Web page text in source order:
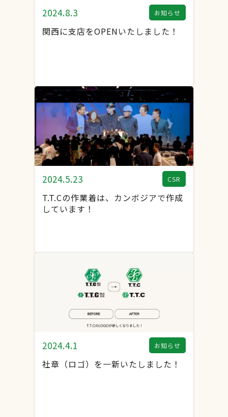
2024.8.3 お知らせ
関西に支店をOPENいたしました！
2024.5.23 CSR
T.T.Cの作業着は、カンボジアで作成
しています！
2024.4.1 お知らせ
社章（ロゴ）を一新いたしました！